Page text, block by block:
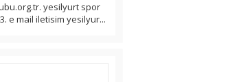
yesilyurt spor
e mail iletisim yesilyur...